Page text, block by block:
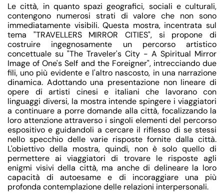
Le città, in quanto spazi geografici, sociali e culturali,
contengono numerosi strati di valore che non sono
immediatamente visibili. Questa mostra, incentrata sul
tema "TRAVELLERS MIRROR CITIES", si propone di
costruire ingegnosamente un percorso artistico
concettuale su "The Traveler's City - A Spiritual Mirror
Image of One's Self and the Foreigner", intrecciando due
fili, uno più evidente e l'altro nascosto, in una narrazione
dinamica. Adottando una presentazione non lineare di
opere di artisti cinesi e italiani che lavorano con
linguaggi diversi, la mostra intende spingere i viaggiatori
a continuare a porre domande alla città, focalizzando la
loro attenzione attraverso i singoli elementi del percorso
espositivo e guidandoli a cercare il riflesso di se stessi
nello specchio delle varie risposte fornite dalla città.
L'obiettivo della mostra, quindi, non è solo quello di
permettere ai viaggiatori di trovare le risposte agli
enigmi visivi della città, ma anche di delineare la loro
capacità di autoesame e di incoraggiare una più
profonda contemplazione delle relazioni interpersonali.